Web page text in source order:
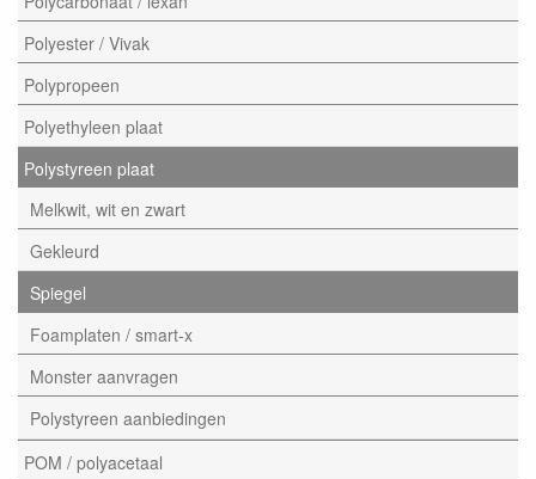
Polyester / Vivak
Polypropeen
Polyethyleen plaat
Polystyreen plaat
Melkwit, wit en zwart
Gekleurd
Spiegel
Foamplaten / smart-x
Monster aanvragen
Polystyreen aanbiedingen
POM / polyacetaal